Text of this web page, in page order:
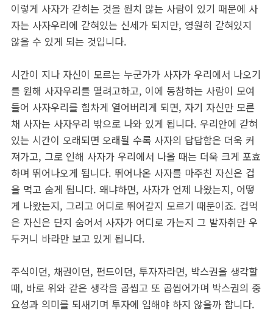
이렇게 사자가 갇히는 것을 원치 않는 사람이 있기 때문에 사
자는 사자우리에 갇혀있는 신세가 되지만, 영원히 갇혀있지
않을 수 있게 되는 것입니다.
시간이 지나 자신이 모르는 누군가가 사자가 우리에서 나오기
를 원해 사자우리를 열려고하고, 이에 동참하는 사람이 모여
들어 사자우리를 힘차게 열어버리게 되면, 자기 자신만 모른
채 사자는 사자우리 밖으로 나와 있게 됩니다. 우리안에 갇혀
있는 시간이 오래되면 오래될 수록 사자의 답답함은 더욱 커
져가고, 그로 인해 사자가 우리에서 나올 때는 더욱 크게 포효
하며 뛰어나오게 됩니다. 뛰어나온 사자를 마주친 자신은 겁
을 먹고 숨게 됩니다. 왜냐하면, 사자가 언제 나왔는지, 어떻
게 나왔는지, 그리고 어디로 뛰어갈지 모르기 때문이죠. 겁먹
은 자신은 단지 숨어서 사자가 어디로 가는지 그 발자취만 우
두커니 바라만 보고 있게 됩니다.
주식이던, 채권이던, 펀드이던, 투자자라면, 박스권을 생각할
때, 바로 위와 같은 생각을 곱씹고 또 곱씹어가며 박스권의 중
요성과 의미를 되새기며 투자에 임해야 하지 않을까 합니다.